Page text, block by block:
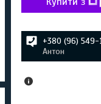
+380 (96)
Антон